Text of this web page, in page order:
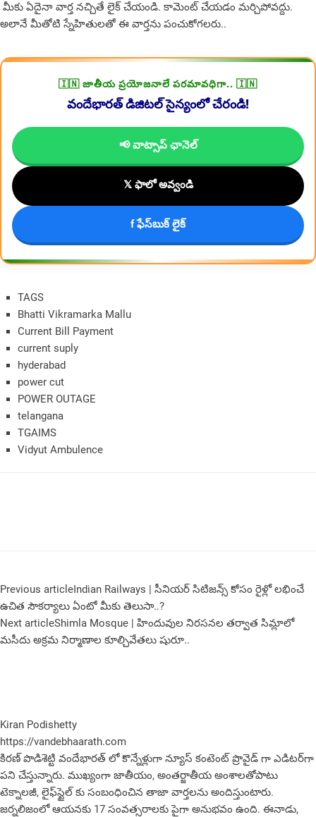
మీకు ఏదైనా వార్త నచ్చితే లైక్ చేయండి. కామెంట్ చేయడం మర్చిపోవద్దు.
అలానే మీతోటి స్నేహితులతో ఈ వార్తను పంచుకోగలరు..
🇮🇳 జాతీయ ప్రయోజనాలే పరమావధిగా.. 🇮🇳
వందేభారత్ డిజిటల్ సైన్యంలో చేరండి!
📢 వాట్సాప్ ఛానెల్
𝕏 ఫాలో అవ్వండి
f ఫేస్‌బుక్ లైక్
TAGS
Bhatti Vikramarka Mallu
Current Bill Payment
current suply
hyderabad
power cut
POWER OUTAGE
telangana
TGAIMS
Vidyut Ambulence
Previous articleIndian Railways | సీనియర్ సిటిజన్స్ కోసం రైళ్లో లభించే
ఉచిత సౌకర్యాలు ఏంటో మీకు తెలుసా..?
Next articleShimla Mosque | హిందువుల నిరసనల తర్వాత సిమ్లాలో
మసీదు అక్రమ నిర్మాణాల కూల్చివేతలు షురూ..
Kiran Podishetty
https://vandebhaarath.com
కిర‌ణ్ పొడిశెట్టి వందేభారత్ లో కొన్నేళ్లుగా న్యూస్ కంటెంట్ ప్రొవైడ్ గా ఎడిటర్‌గా
పని చేస్తున్నారు. ముఖ్యంగా జాతీయం, అంత‌ర్జాతీయ అంశాల‌తోపాటు
టెక్నాల‌జీ, లైఫ్‌స్టైల్‌ కు సంబంధించిన తాజా వార్తల‌ను అందిస్తుంటారు.
జర్నలిజంలో ఆయ‌న‌కు 17 సంవత్సరాలకు పైగా అనుభవం ఉంది. ఈనాడు,